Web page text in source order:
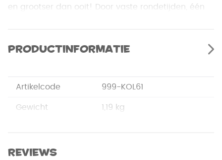
en grootser dan ooit! Door vaste rondetijden, één
bijzonder avontuur. Dankzij de vooraf bepaalde
speelborden kun je supersnel beginnen met spelen.
speel met oneindig veel mensen door verschillende
CATAN Connect-speelborden aan elkaar te
koppelen! Maak je geen zorgen over de tijd, want
Waarom wil je dit spelen?
Productinformatie
Artikelcode 999-KOL61
Gewicht 1,19 kg
Afmetingen
Reviews